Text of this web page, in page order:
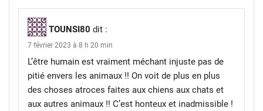
TOUNSI80 dit :
7 février 2023 à 8 h 20 min
L’être humain est vraiment méchant injuste pas de
pitié envers les animaux !! On voit de plus en plus
des choses atroces faites aux chiens aux chats et
aux autres animaux !! C’est honteux et inadmissible !